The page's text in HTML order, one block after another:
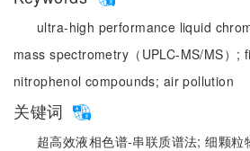
ultra-high performance liquid
mass spectrometry（UPLC-MS/MS）;
nitrophenol compounds; air pollution
关键词
超高效液相色谱-串联质谱法;细颗粒